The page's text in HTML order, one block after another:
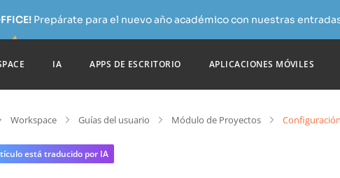
Prepárate para el nuevo año académico con nuestras
IA APPS DE ESCRITORIO APLICACIONES MÓVILES
Workspace Guías del usuario Módulo de Proyectos
está traducido por IA